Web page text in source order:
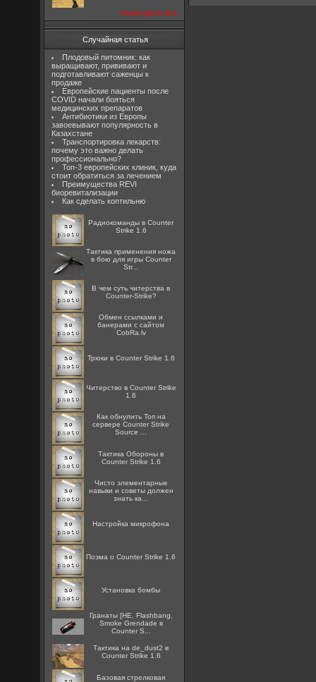
посмотреть все
Случайная статья
Плодовый питомник: как
выращивают, прививают и
подготавливают саженцы к
продаже
Европейские пациенты после
COVID начали бояться
медицинских препаратов
Антибиотики из Европы
завоевывают популярность в
Казахстане
Транспортировка лекарств:
почему это важно делать
профессионально?
Топ-3 европейских клиник, куда
стоит обратиться за лечением
Преимущества REVI
биоревитализации
Как сделать коптильню
Радиокоманды в Counter
Strike 1.6
Тактика применения ножа
в бою для игры Counter
Str...
В чем суть читерства в
Counter-Strike?
Oбмен ссылками и
банерами с сайтом
CobRa.lv
Трюки в Counter Strike 1.6
Читерство в Counter Strike
1.6
Как обнулить Топ на
сервере Counter Strike
Source ...
Тактика Обороны в
Counter Strike 1.6
Чисто элементарные
навыки и советы должен
знать ка...
Настройка микрофона
Поэма о Counter Strike 1.6
Установка бомбы
Гранаты [HE, Flashbang,
Smoke Grendade в
Counter S...
Тактика на de_dust2 в
Counter Strike 1.6
Базовая стрелковая